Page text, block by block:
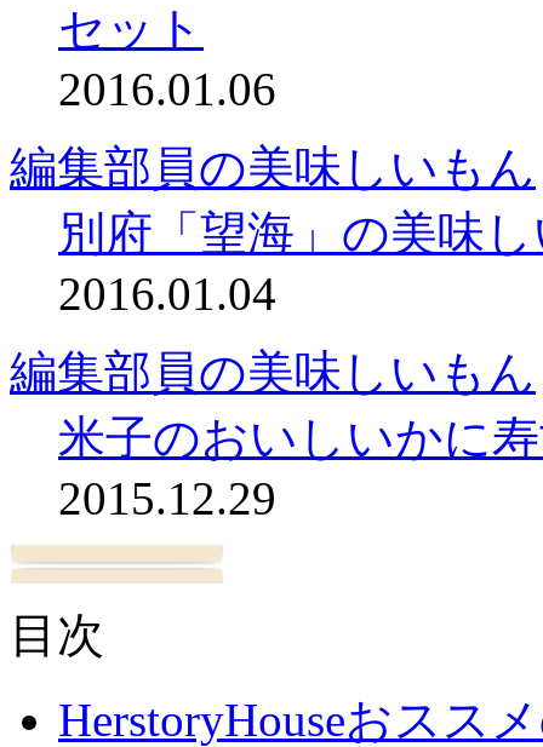
セット
2016.01.06
編集部員の美味しいもん
別府「望海」の美味
2016.01.04
編集部員の美味しいもん
米子のおいしいかに
2015.12.29
目次
HerstoryHouseおスス